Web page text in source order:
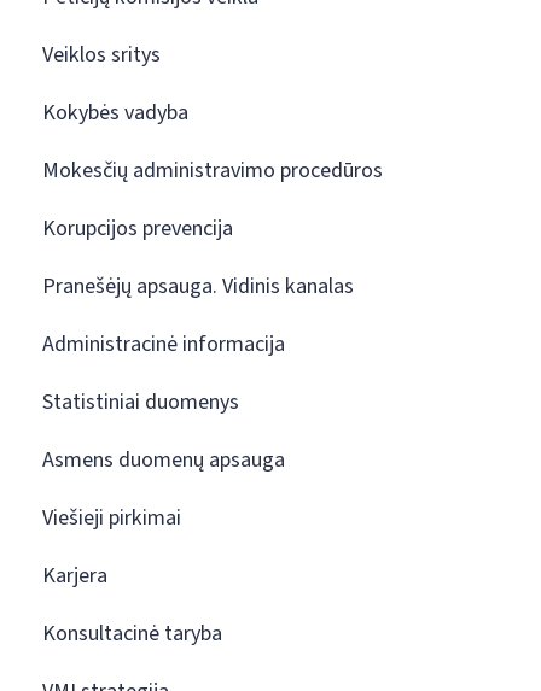
Veiklos sritys
Kokybės vadyba
Mokesčių administravimo procedūros
Korupcijos prevencija
Pranešėjų apsauga. Vidinis kanalas
Administracinė informacija
Statistiniai duomenys
Asmens duomenų apsauga
Viešieji pirkimai
Karjera
Konsultacinė taryba